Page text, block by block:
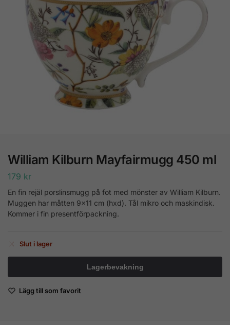
William Kilburn Mayfairmugg 450 ml
179 kr
En fin rejäl porslinsmugg på fot med mönster av William Kilburn.
Muggen har måtten 9×11 cm (hxd). Tål mikro och maskindisk.
Kommer i fin presentförpackning.
Slut i lager
Lägg till som favorit